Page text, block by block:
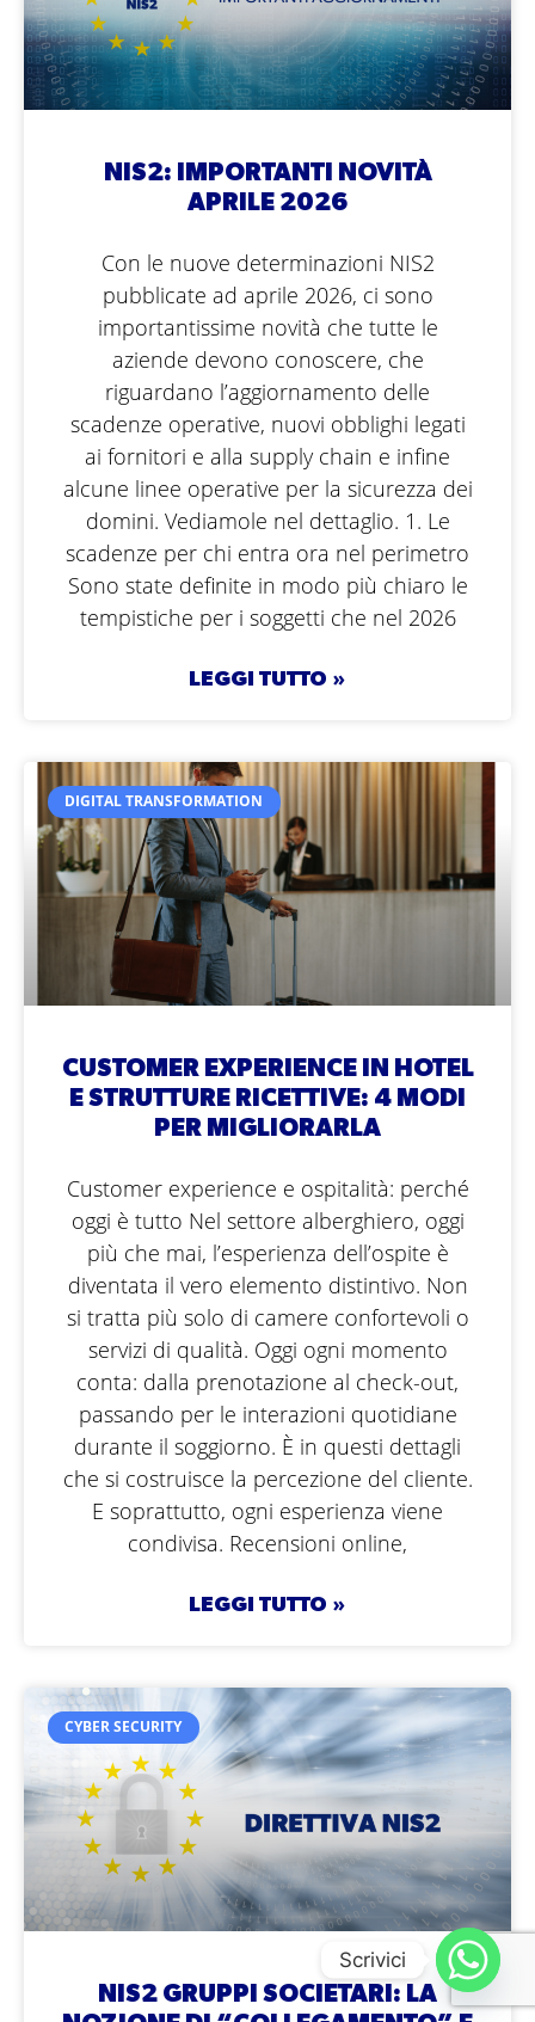
NIS2: IMPORTANTI NOVITÀ
APRILE 2026
Con le nuove determinazioni NIS2
pubblicate ad aprile 2026, ci sono
importantissime novità che tutte le
aziende devono conoscere, che
riguardano l’aggiornamento delle
scadenze operative, nuovi obblighi legati
ai fornitori e alla supply chain e infine
alcune linee operative per la sicurezza dei
domini. Vediamole nel dettaglio. 1. Le
scadenze per chi entra ora nel perimetro
Sono state definite in modo più chiaro le
tempistiche per i soggetti che nel 2026
LEGGI TUTTO »
DIGITAL TRANSFORMATION
CUSTOMER EXPERIENCE IN HOTEL
E STRUTTURE RICETTIVE: 4 MODI
PER MIGLIORARLA
Customer experience e ospitalità: perché
oggi è tutto Nel settore alberghiero, oggi
più che mai, l’esperienza dell’ospite è
diventata il vero elemento distintivo. Non
si tratta più solo di camere confortevoli o
servizi di qualità. Oggi ogni momento
conta: dalla prenotazione al check-out,
passando per le interazioni quotidiane
durante il soggiorno. È in questi dettagli
che si costruisce la percezione del cliente.
E soprattutto, ogni esperienza viene
condivisa. Recensioni online,
LEGGI TUTTO »
CYBER SECURITY
NIS2 GRUPPI SOCIETARI: LA
Scrivici